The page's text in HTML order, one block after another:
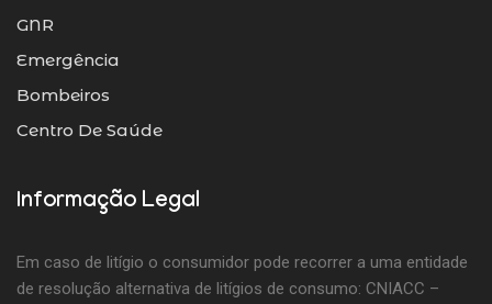
GNR
Emergência
Bombeiros
Centro De Saúde
Informação Legal
Em caso de litígio o consumidor pode recorrer a uma entidade
de resolução alternativa de litígios de consumo: CNIACC –